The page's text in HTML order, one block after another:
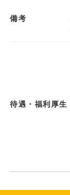
備考
待遇・福利厚生